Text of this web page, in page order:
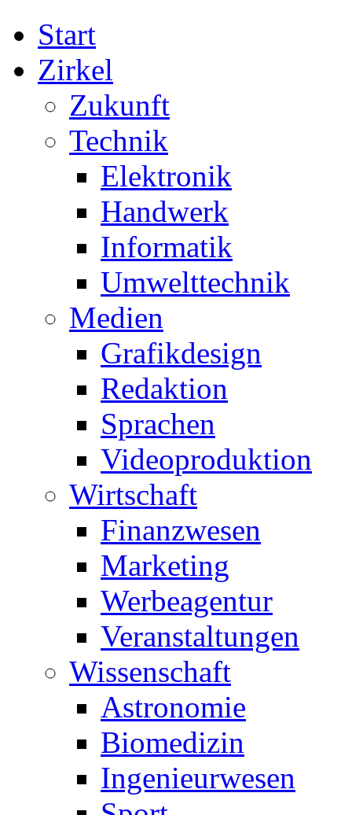
Start
Zirkel
Zukunft
Technik
Elektronik
Handwerk
Informatik
Umwelttechnik
Medien
Grafikdesign
Redaktion
Sprachen
Videoproduktion
Wirtschaft
Finanzwesen
Marketing
Werbeagentur
Veranstaltungen
Wissenschaft
Astronomie
Biomedizin
Ingenieurwesen